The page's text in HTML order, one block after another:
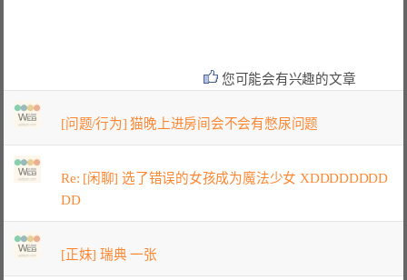
您可能会有兴趣的文章
[问题/行为] 猫晚上进房间会不会有憋尿问题
Re: [闲聊] 选了错误的女孩成为魔法少女 XDDDDDDDD
DD
[正妹] 瑞典 一张